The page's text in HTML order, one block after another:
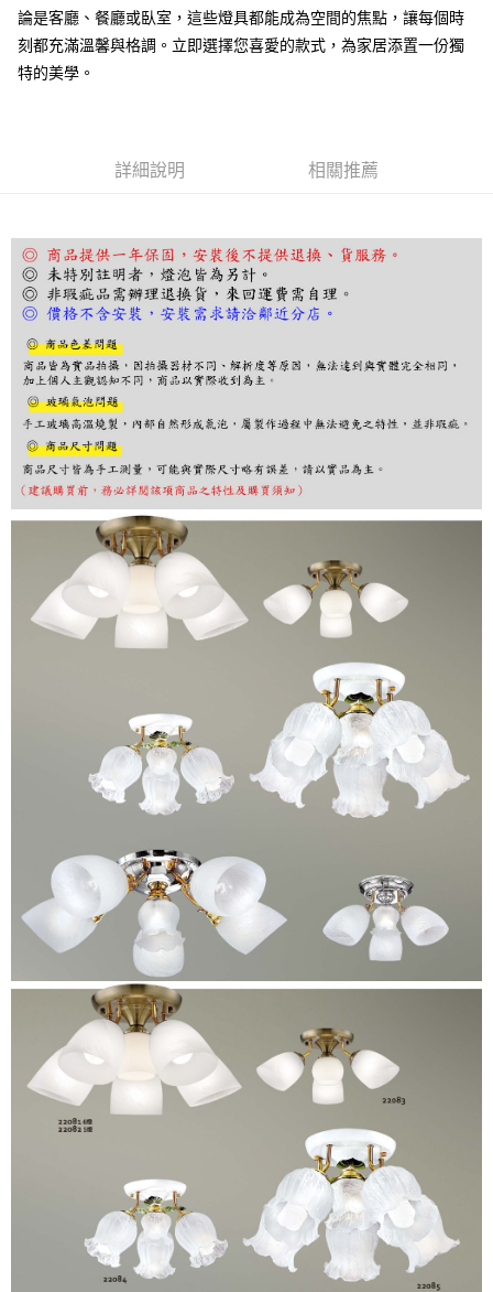
２．訂單成立數日內，您將收到繳費通知簡訊。
３．收到繳費通知簡訊後14天內，點擊此簡訊中的連結，可透過四大超商／
ATM／網路銀行／等多元方式進行付款，方視為交易完成。
※ 請注意：結帳手續完成當下不需立刻繳費，但若您需要取消訂單，請聯絡
客戶支援中心」https://netprotections.freshdesk.com/support/home
易，需依本服務之必要範圍內提供個人資料，並將交易相關給付款項請求債
權轉讓予恩沛科技股份有限公司。
２．關於個人資料處理事宜，請瀏覽以下網址：
https://aftee.tw/terms/#terms3
３．未成年的使用者請事先徵得法定代理人或監護人之同意方可使用
「AFTEE先享後付」，若未經同意申辦者引起之損失，本公司不負相關責
任。
４．使用「AFTEE先享後付」時，將依據個別帳號之用戶狀況，依本公司即
時審查核予不同之上限額度；若仍有額度不足之情形，本公司將視審查結果
請求用戶進行身份認證。
５．嚴禁一人註冊多個帳號或使用他人資訊註冊。若發現惡意使用之情形，
恩沛科技股份有限公司將有權停止該用戶之使用額度並採取法律行動。
論是客廳、餐廳或臥室，這些燈具都能成為空間的焦點，讓每個時
刻都充滿溫馨與格調。立即選擇您喜愛的款式，為家居添置一份獨
特的美學。
詳細說明 相關推薦